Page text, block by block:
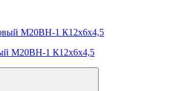
М20ВН-1 К12х6х4,5